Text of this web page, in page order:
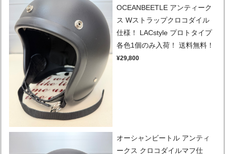
OCEANBEETLE アンティーク
ス Wストラップクロコダイル
仕様！ LACstyle プロトタイプ
各色1個のみ入荷！ 送料無料！
¥29,800
オーシャンビートル アンティ
ークス クロコダイルマフ仕